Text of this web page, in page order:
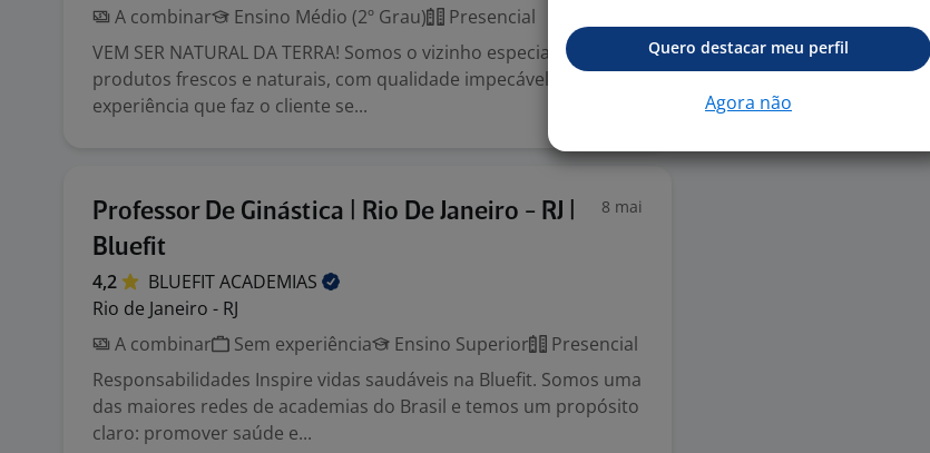
A combinar
Ensino Médio (2º Grau)
Presencial
VEM SER NATURAL DA TERRA! Somos o vizinho especialista em
produtos frescos e naturais, com qualidade impecável e uma
experiência que faz o cliente se...
Professor De Ginástica | Rio De Janeiro - RJ |
Bluefit
8 mai
4,2 BLUEFITACADEMIAS
Rio de Janeiro - RJ
A combinar
Sem experiência Ensino Superior
Presencial
Responsabilidades Inspire vidas saudáveis na Bluefit. Somos uma
das maiores redes de academias do Brasil e temos um propósito
claro: promover saúde e...
Quero destacar meu perfil
Agora não